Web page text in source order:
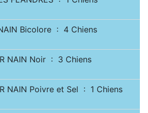
Bicolore : 4 Chiens
NAIN Noir : 3 Chiens
NAIN Poivre et Sel : 1 Chiens